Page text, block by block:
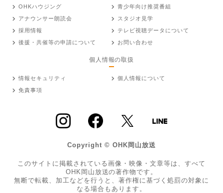
OHKハウジング
青少年向け推奨番組
アナウンサー朗読会
スタジオ見学
採用情報
テレビ視聴データについて
後援・共催等の申請について
お問い合わせ
個人情報の取扱
情報セキュリティ
個人情報について
免責事項
Copyright © OHK岡山放送
このサイトに掲載されている画像・映像・文章等は、すべて
OHK岡山放送の著作物です。
無断で転載、加工などを行うと、著作権に基づく処罰の対象に
なる場合もあります。